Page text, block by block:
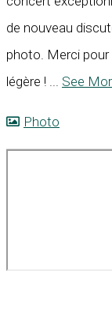
de nouveau
photo. Merci
légère !
See
Photo